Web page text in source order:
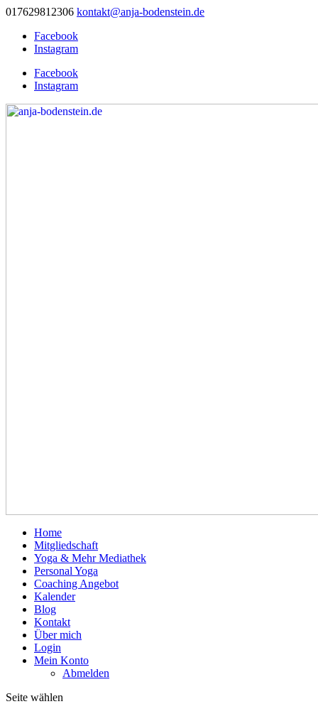
017629812306 kontakt@anja-bodenstein.de
Facebook
Instagram
Facebook
Instagram
Home
Mitgliedschaft
Yoga & Mehr Mediathek
Personal Yoga
Coaching Angebot
Kalender
Blog
Kontakt
Über mich
Login
Mein Konto
Abmelden
Seite wählen